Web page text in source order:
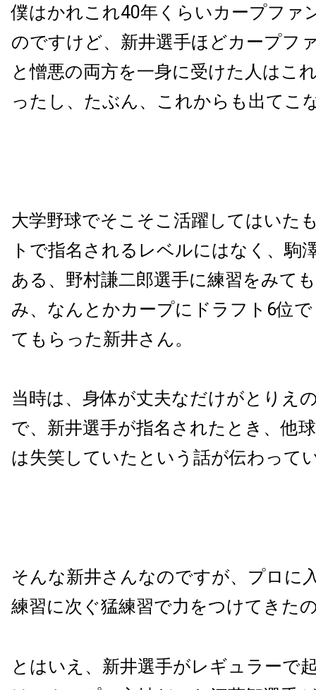
僕はかれこれ40年くらいカープファ
のですけど、新井選手ほどカープフ
と憎悪の両方を一身に受けた人はこ
ったし、たぶん、これからも出てこ
大学野球でそこそこ活躍してはいた
トで指名されるレベルにはなく、駒
ある、野村謙二郎選手に練習をみて
み、なんとかカープにドラフト 6位
てもらった新井さん。
当時は、身体が丈夫なだけがとりえ
で、新井選手が指名されたとき、他
は失笑していたという話が伝わって
そんな新井さんなのですが、プロに
練習に次ぐ猛練習で力をつけてきた
とはいえ、新井選手がレギュラーで